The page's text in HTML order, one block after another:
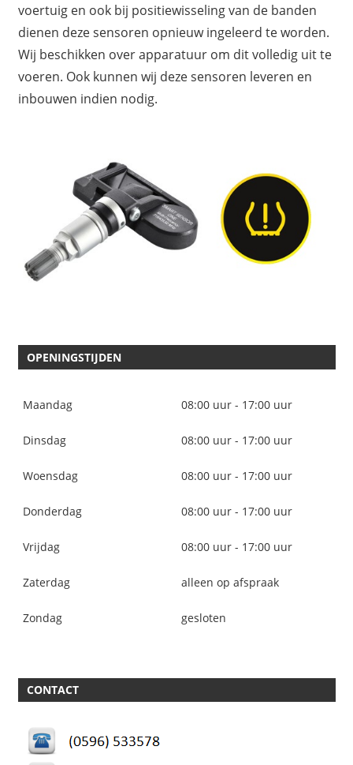
voertuig en ook bij positiewisseling van de banden
dienen deze sensoren opnieuw ingeleerd te worden.
Wij beschikken over apparatuur om dit volledig uit te
voeren. Ook kunnen wij deze sensoren leveren en
inbouwen indien nodig.
OPENINGSTIJDEN
Maandag 08:00 uur - 17:00 uur
Dinsdag 08:00 uur - 17:00 uur
Woensdag 08:00 uur - 17:00 uur
Donderdag 08:00 uur - 17:00 uur
Vrijdag 08:00 uur - 17:00 uur
Zaterdag alleen op afspraak
Zondag gesloten
CONTACT